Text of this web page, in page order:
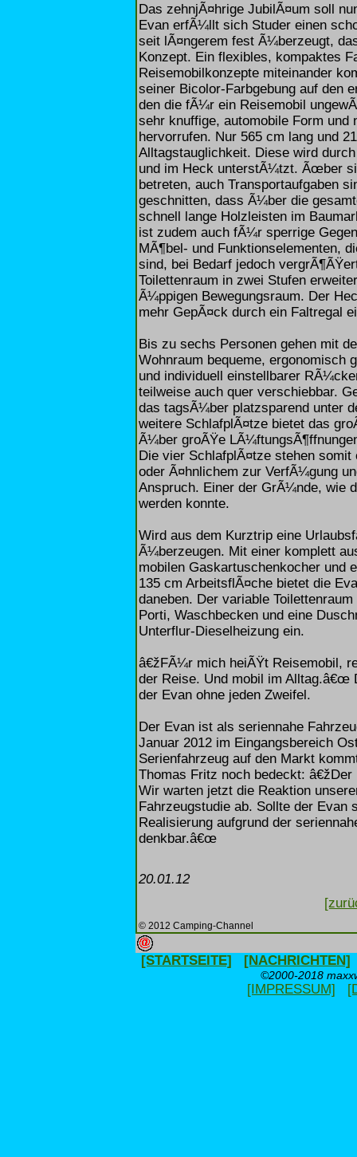
Das zehnjÃ¤hrige JubilÃ¤um soll
Evan erfÃ¼llt sich Studer einen
seit lÃ¤ngerem fest Ã¼berzeugt,
Konzept. Ein flexibles, kompaktes
Reisemobilkonzepte miteinander
seiner Bicolor-Farbgebung auf den
den die fÃ¼r ein Reisemobil
sehr knuffige, automobile Form
hervorrufen. Nur 565 cm lang und
Alltagstauglichkeit. Diese wird
und im Heck unterstÃ¼tzt. Ãœber
betreten, auch Transportaufgaben
geschnitten, dass Ã¼ber die
schnell lange Holzleisten im
ist zudem auch fÃ¼r sperrige
MÃ¶bel- und Funktionselementen,
sind, bei Bedarf jedoch
Toilettenraum in zwei Stufen
Ã¼ppigen Bewegungsraum. Der
mehr GepÃ¤ck durch ein Faltregal
Bis zu sechs Personen gehen mit
Wohnraum bequeme, ergonomisch
und individuell einstellbarer
teilweise auch quer verschiebbar.
das tagsÃ¼ber platzsparend unter
weitere SchlafplÃ¤tze bietet das
Ã¼ber groÃŸe
Die vier SchlafplÃ¤tze stehen somit
oder Ã¤hnlichem zur VerfÃ¼gung
Anspruch. Einer der GrÃ¼nde, wie
werden konnte.
Wird aus dem Kurztrip eine
Ã¼berzeugen. Mit einer komplett
mobilen Gaskartuschenkocher und
135 cm ArbeitsflÃ¤che bietet die
daneben. Der variable
Porti, Waschbecken und eine
Unterflur-Dieselheizung ein.
â€žFÃ¼r mich heiÃŸt Reisemobil,
der Reise. Und mobil im Alltag.â€œ
der Evan ohne jeden Zweifel.
Der Evan ist als seriennahe
Januar 2012 im Eingangsbereich
Serienfahrzeug auf den Markt
Thomas Fritz noch bedeckt:
Wir warten jetzt die Reaktion
Fahrzeugstudie ab. Sollte der Evan
Realisierung aufgrund der
denkbar.â€œ
20.01.12
© 2012 Camping-Channel
[STARTSEITE] [NACHRICHTEN]
©2000-2018
[IMPRESSUM]